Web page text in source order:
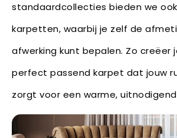
standaardcollecties bieden we
karpetten, waarbij je zelf de
afwerking kunt bepalen. Zo creëer
perfect passend karpet dat jouw
zorgt voor een warme,